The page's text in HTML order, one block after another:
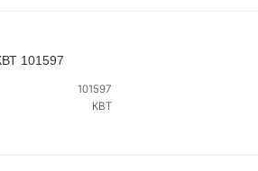
101597
101597
КВТ